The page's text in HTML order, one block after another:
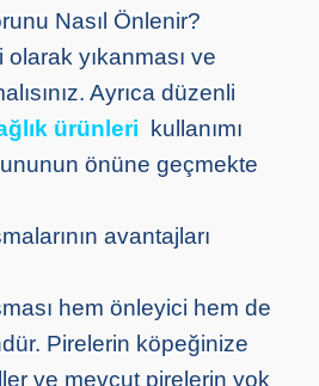
Nasıl Önlenir?
yıkanması ve
Ayrıca düzenli
ürünleri
kullanımı
önüne geçmekte
avantajları
hem önleyici hem de
Pirelerin köpeğinize
ve mevcut pirelerin yok